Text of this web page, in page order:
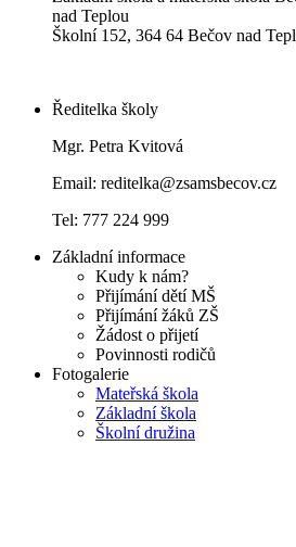
nad Teplou
Školní 152, 364 64 Bečov nad
Ředitelka školy
Mgr. Petra Kvitová
Email: reditelka@zsamsbecov.cz
Tel: 777 224 999
Základní informace
Kudy k nám?
Přijímání dětí MŠ
Přijímání žáků ZŠ
Žádost o přijetí
Povinnosti rodičů
Fotogalerie
Mateřská škola
Základní škola
Školní družina